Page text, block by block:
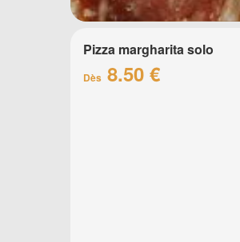
Pizza margharita solo
Dès 8.50 €